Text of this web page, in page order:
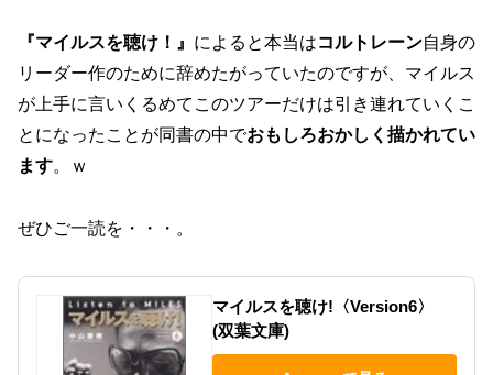
『マイルスを聴け！』 によると本当はコルトレーン自身の
リーダー作のために辞めたがっていたのですが、マイルス
が上手に言いくるめてこのツアーだけは引き連れていくこ
とになったことが同書の中でおもしろおかしく描かれてい
ます。ｗ
ぜひご一読を・・・。
マイルスを聴け!〈Version6〉
(双葉文庫)